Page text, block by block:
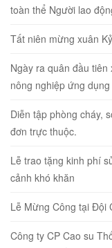
toàn thể Người lao
Tất niên mừng xuân
Ngày ra quân đầu
nông nghiệp ứng
Diễn tập phòng cháy,
đơn trực thuộc.
Lễ trao tặng kinh phí
cảnh khó khăn
Lễ Mừng Công tại Đội
Công ty CP Cao su